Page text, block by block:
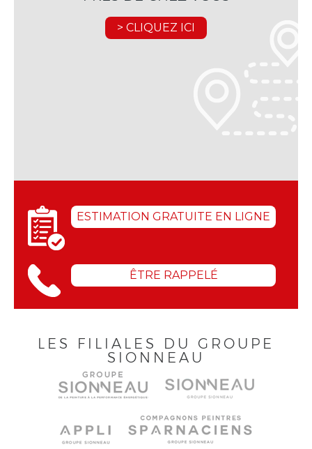
> CLIQUEZ ICI
ESTIMATION GRATUITE EN LIGNE
ÊTRE RAPPELÉ
LES FILIALES DU GROUPE
SIONNEAU